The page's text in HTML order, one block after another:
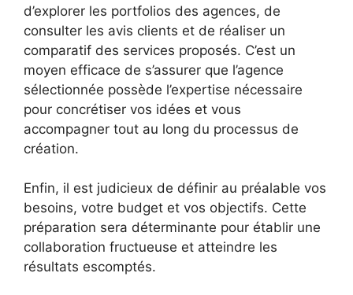
d’explorer les portfolios des agences, de
consulter les avis clients et de réaliser un
comparatif des services proposés. C’est un
moyen efficace de s’assurer que l’agence
sélectionnée possède l’expertise nécessaire
pour concrétiser vos idées et vous
accompagner tout au long du processus de
création.
Enfin, il est judicieux de définir au préalable vos
besoins, votre budget et vos objectifs. Cette
préparation sera déterminante pour établir une
collaboration fructueuse et atteindre les
résultats escomptés.